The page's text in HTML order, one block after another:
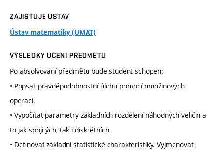
ZAJIŠŤUJE ÚSTAV
Ústav matematiky (UMAT)
VÝSLEDKY UČENÍ PŘEDMĚTU
Po absolvování předmětu bude student schopen:
• Popsat pravděpodobnostní úlohu pomocí množinových
operací.
• Vypočítat parametry základních rozdělení náhodných veličin a
to jak spojitých, tak i diskrétních.
• Definovat základní statistické charakteristiky. Vyjmenovat